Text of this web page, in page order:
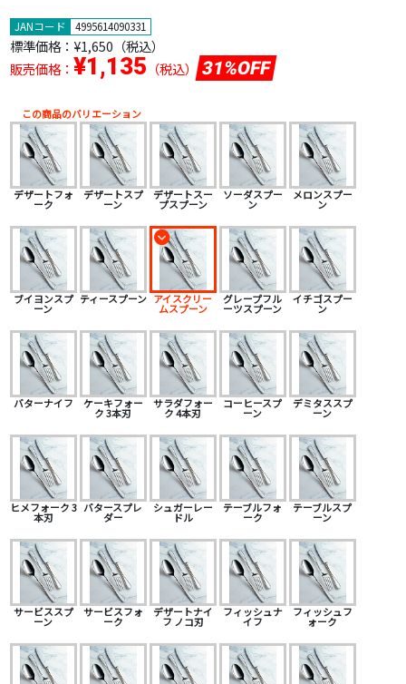
JANコード 4995614090331
標準価格： ¥1,650（税込）
販売価格： ¥1,135 （税込） 31%OFF
この商品のバリエーション
デザートフォ
ーク
デザートスプ
ーン
デザートスー
プスプーン
ソーダスプー
ン
メロンスプー
ン
ブイヨンスプ
ーン
ティースプーン アイスクリー
ムスプーン
グレープフル
ーツスプーン
イチゴスプー
ン
バターナイフ ケーキフォー
ク 3本刃
サラダフォー
ク 4本刃
コーヒースプ
ーン
デミタススプ
ーン
ヒメフォーク 3
本刃
バタースプレ
ダー
シュガーレー
ドル
テーブルフォ
ーク
テーブルスプ
ーン
サービススプ
ーン
サービスフォ
ーク
デザートナイ
フ ノコ刃
フィッシュナ
イフ
フィッシュフ
ォーク